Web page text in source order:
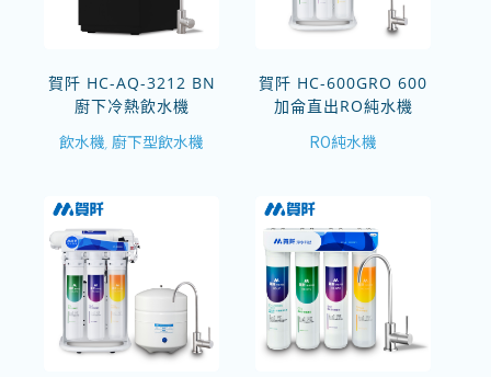
賀阡 HC-AQ-3212 BN
廚下冷熱飲水機
飲水機, 廚下型飲水機
賀阡 HC-600GRO 600
加侖直出RO純水機
RO純水機